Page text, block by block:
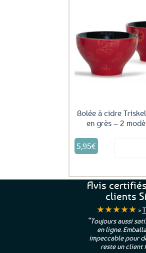
Bolée à cidre
en grès – 2
5,95€
Ce
variations.
Les
options
peuvent
être
choisies
sur
la
Avis
clients
★★★★★ >
aussi satisfait de cette boutique
pour des produits fragiles. Je
“Une
leur
et une